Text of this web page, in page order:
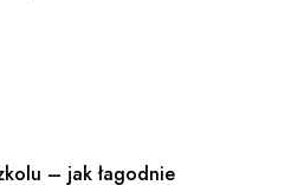
– jak łagodnie